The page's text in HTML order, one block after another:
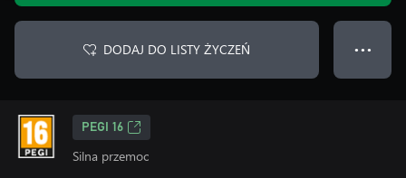
DODAJ DO LISTY ŻYCZEŃ ● ● ●
PEGI 16
Silna przemoc